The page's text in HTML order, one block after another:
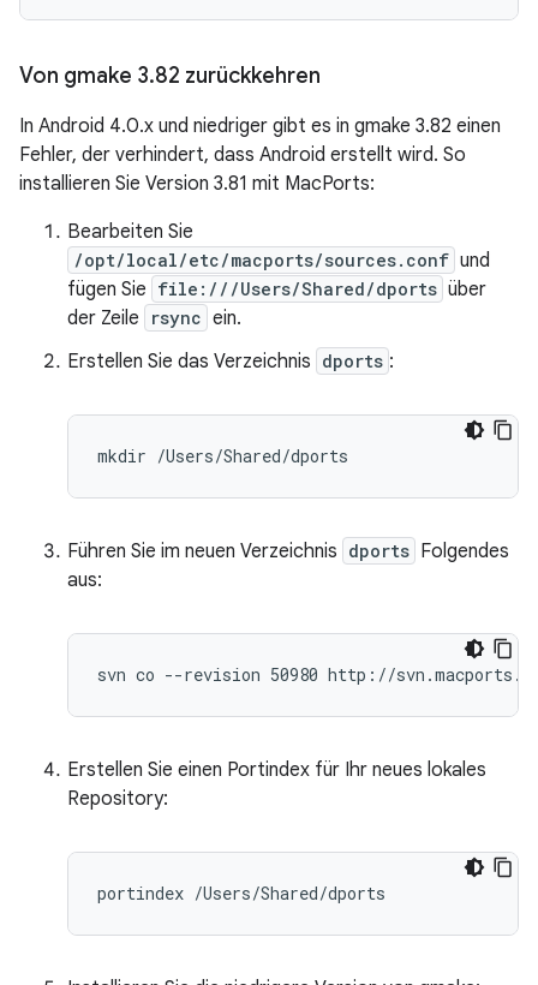
Von gmake 3.82 zurückkehren
In Android 4.0.x und niedriger gibt es in gmake 3.82 einen
Fehler, der verhindert, dass Android erstellt wird. So
installieren Sie Version 3.81 mit MacPorts:
Bearbeiten Sie
/opt/local/etc/macports/sources.conf und
fügen Sie file:///Users/Shared/dports über
der Zeile
rsync ein.
Erstellen Sie das Verzeichnis dports :
Führen Sie im neuen Verzeichnis dports Folgendes
aus:
Erstellen Sie einen Portindex für Ihr neues lokales
Repository: